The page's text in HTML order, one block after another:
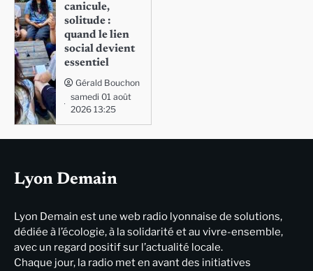
canicule,
solitude :
quand le lien
social devient
essentiel
Gérald Bouchon
samedi 01 août
2026 13:25
Lyon Demain
Lyon Demain est une web radio lyonnaise de solutions,
dédiée à l’écologie, à la solidarité et au vivre-ensemble,
avec un regard positif sur l’actualité locale.
Chaque jour, la radio met en avant des initiatives